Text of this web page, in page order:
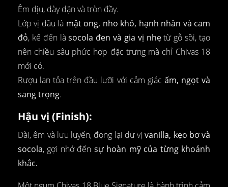
Êm dịu, dày dặn và tròn đầy.
Lớp vị đầu là mật ong, nho khô, hạnh nhân và cam
đỏ, kế đến làsocola đen và gia vị nhẹtừ gỗ sồi, tạo
nên chiều sâu phức hợp đặc trưng mà chỉ Chivas 18
mới có.
Rượu lan tỏa trên đầu lưỡi với cảm giác ấm, ngọt và
sang trọng.
Hậu vị (Finish):
Dài, êm và lưu luyến, đọng lại dư vịvanilla, kẹo bơ và
socola, gợi nhớ đến sự hoàn mỹ của từng khoảnh
khắc.